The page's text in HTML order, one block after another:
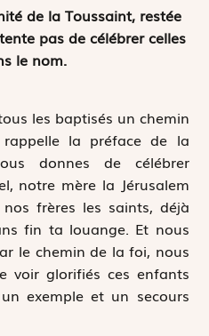
de la Toussaint, restée
pas de célébrer celles
le nom.
les baptisés un chemin
la préface de la
donnes de célébrer
notre mère la Jérusalem
frères les saints, déjà
fin ta louange. Et nous
le chemin de la foi, nous
voir glorifiés ces enfants
exemple et un secours